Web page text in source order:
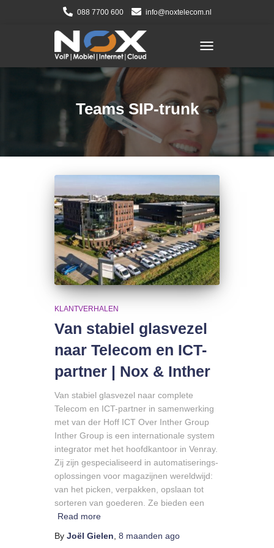
088 7700 600 info@noxtelecom.nl
Teams SIP-trunk
KLANTVERHALEN
Van stabiel glasvezel
naar Telecom en ICT-
partner | Nox & Inther
Van stabiel glasvezel naar complete
Telecom en ICT-partner in samenwerking
met van der Hoff ICT Over Inther Group
Inther Group is een internationale system
integrator met het hoofdkantoor in Venray.
Zij zijn gespecialiseerd in automatiserings­
oplossingen voor magazijnen wereldwijd:
van het picken, verpakken, opslaan tot
sorteren van goederen. Ze bieden een
Read more
By Joël Gielen 8 maanden ago